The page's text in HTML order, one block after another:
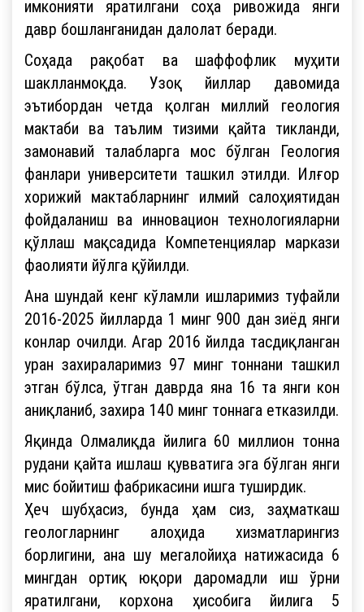
имконияти яратилгани соҳа ривожида янги
давр бошланганидан далолат беради.
Соҳада рақобат ва шаффофлик муҳити
шаклланмоқда. Узоқ йиллар давомида
эътибордан четда қолган миллий геология
мактаби ва таълим тизими қайта тикланди,
замонавий талабларга мос бўлган Геология
фанлари университети ташкил этилди. Илғор
хорижий мактабларнинг илмий салоҳиятидан
фойдаланиш ва инновацион технологияларни
қўллаш мақсадида Компетенциялар маркази
фаолияти йўлга қўйилди.
Ана шундай кенг кўламли ишларимиз туфайли
2016-2025 йилларда 1 минг 900 дан зиёд янги
конлар очилди. Агар 2016 йилда тасдиқланган
уран захираларимиз 97 минг тоннани ташкил
этган бўлса, ўтган даврда яна 16 та янги кон
аниқланиб, захира 140 минг тоннага етказилди.
Яқинда Олмалиқда йилига 60 миллион тонна
рудани қайта ишлаш қувватига эга бўлган янги
мис бойитиш фабрикасини ишга туширдик.
Ҳеч шубҳасиз, бунда ҳам сиз, заҳматкаш
геологларнинг алоҳида хизматларингиз
борлигини, ана шу мегалойиҳа натижасида 6
мингдан ортиқ юқори даромадли иш ўрни
яратилгани, корхона ҳисобига йилига 5